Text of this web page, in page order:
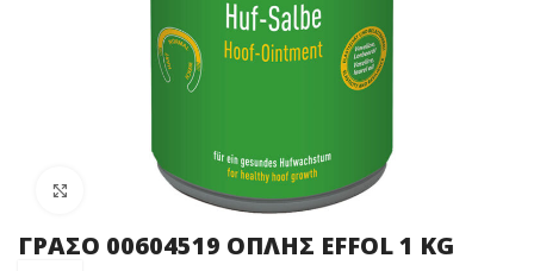
Click to enlarge
ΓΡΑΣΟ 00604519 ΟΠΛΗΣ EFFOL 1 KG